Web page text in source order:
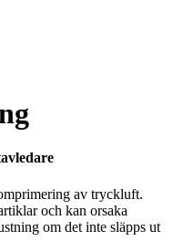
av tryckluft.
och kan orsaka
om det inte släpps ut